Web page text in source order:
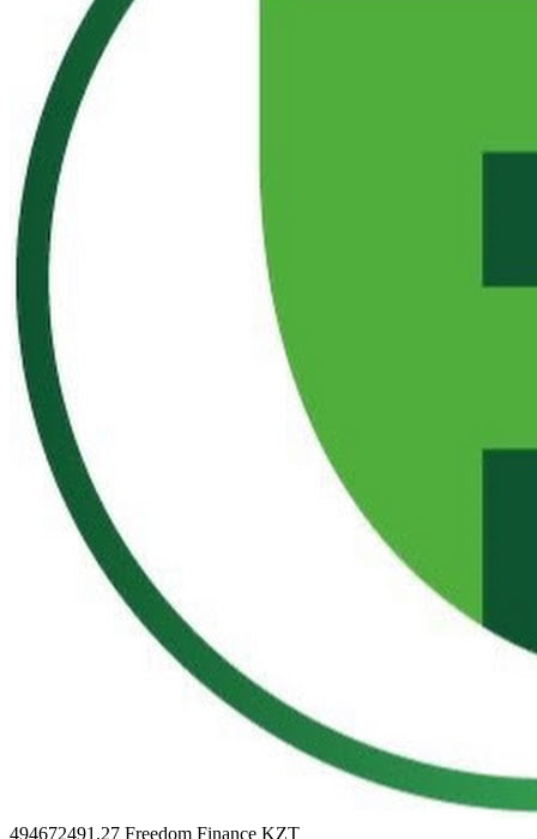
494672491.27 Freedom Finance KZT